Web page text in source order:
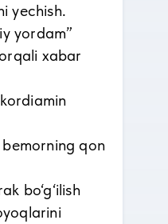
yechish.
yordam”
xabar
qon
bo‘g‘ilish